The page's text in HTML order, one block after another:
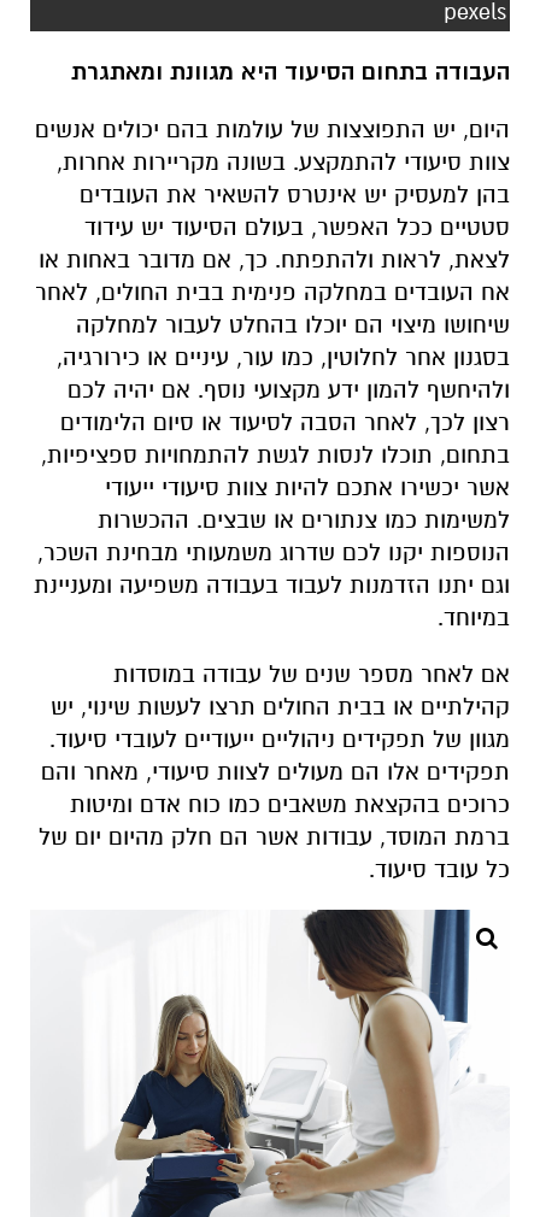
pexels
העבודה בתחום הסיעוד היא מגוונת ומאתגרת
היום, יש התפוצצות של עולמות בהם יכולים אנשים
צוות סיעודי להתמקצע. בשונה מקריירות אחרות,
בהן למעסיק יש אינטרס להשאיר את העובדים
סטטיים ככל האפשר, בעולם הסיעוד יש עידוד
לצאת, לראות ולהתפתח. כך, אם מדובר באחות או
אח העובדים במחלקה פנימית בבית החולים, לאחר
שיחושו מיצוי הם יוכלו בהחלט לעבור למחלקה
בסגנון אחר לחלוטין, כמו עור, עיניים או כירורגיה,
ולהיחשף להמון ידע מקצועי נוסף. אם יהיה לכם
רצון לכך, לאחר הסבה לסיעוד או סיום הלימודים
בתחום, תוכלו לנסות לגשת להתמחויות ספציפיות,
אשר יכשירו אתכם להיות צוות סיעודי ייעודי
למשימות כמו צנתורים או שבצים. ההכשרות
הנוספות יקנו לכם שדרוג משמעותי מבחינת השכר,
וגם יתנו הזדמנות לעבוד בעבודה משפיעה ומעניינת
במיוחד.
אם לאחר מספר שנים של עבודה במוסדות
קהילתיים או בבית החולים תרצו לעשות שינוי, יש
מגוון של תפקידים ניהוליים ייעודיים לעובדי סיעוד.
תפקידים אלו הם מעולים לצוות סיעודי, מאחר והם
כרוכים בהקצאת משאבים כמו כוח אדם ומיטות
ברמת המוסד, עבודות אשר הם חלק מהיום יום של
כל עובד סיעוד.